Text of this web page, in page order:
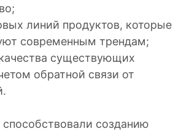
линий продуктов, которые
современным трендам;
существующих
обратной связи от
созданию